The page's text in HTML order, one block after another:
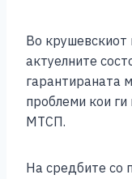
Во крушевскиот
актуелните
гарантираната
проблеми кои
МТСП.
На средбите со